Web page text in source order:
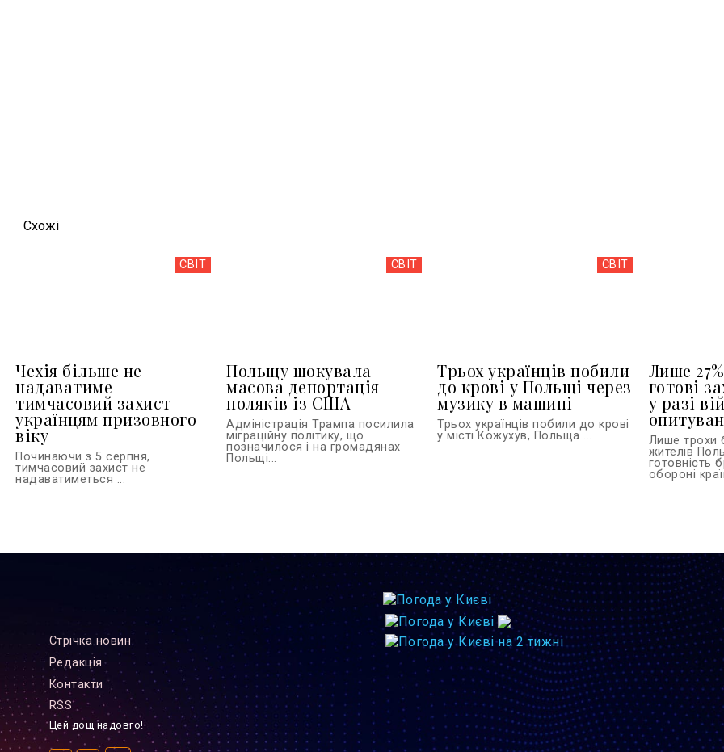
Схожi
СВІТ
Чехія більше не
надаватиме
тимчасовий захист
українцям призовного
віку
Починаючи з 5 серпня,
тимчасовий захист не
надаватиметься ...
СВІТ
Польщу шокувала
масова депортація
поляків із США
Адміністрація Трампа посилила
міграційну політику, що
позначилося і на громадянах
Польщі...
СВІТ
Трьох українців побили
до крові у Польщі через
музику в машині
Трьох українців побили до крові
у місті Кожухув, Польща ...
Лише
готові
у разі
Лише трохи
жителів
готовність
обороні
Стрiчка новин
Редакцiя
Контакти
RSS
Цей дощ надовго!